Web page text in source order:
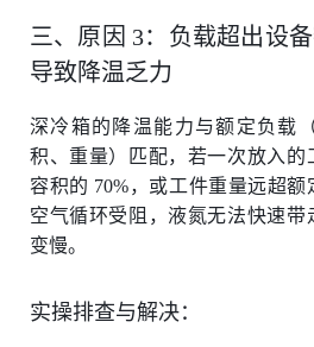
三、原因 3：负载超出设
导致降温乏力
深冷箱的降温能力与额定负载
积、重量）匹配，若一次放入的
容积的 70%，或工件重量远超
空气循环受阻，液氮无法快速
变慢。
实操排查与解决：